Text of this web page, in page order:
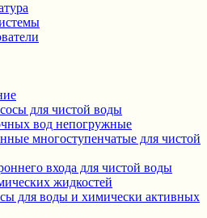
для чистой воды
вод непогружные
многоступенчатые для чистой
входа для чистой воды
жидкостей
для воды и химически активных